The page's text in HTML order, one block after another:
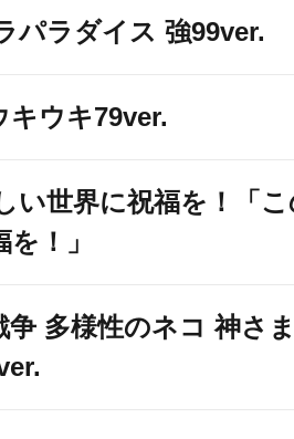
パラダイス 強99ver.
キウキ79ver.
い世界に祝福を！「
！」
争 多様性のネコ 神さ